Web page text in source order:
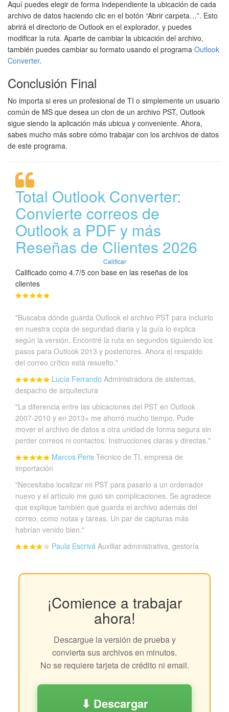
Aquí puedes elegir de forma independiente la ubicación de cada
archivo de datos haciendo clic en el botón “Abrir carpeta…”. Esto
abrirá el directorio de Outlook en el explorador, y puedes
modificar la ruta. Aparte de cambiar la ubicación del archivo,
también puedes cambiar su formato usando el programa Outlook
Converter.
Conclusión Final
No importa si eres un profesional de TI o simplemente un usuario
común de MS que desea un clon de un archivo PST, Outlook
sigue siendo la aplicación más ubicua y conveniente. Ahora,
sabes mucho más sobre cómo trabajar con los archivos de datos
de este programa.
Total Outlook Converter:
Convierte correos de
Outlook a PDF y más
Reseñas de Clientes 2026
Calificar
Calificado como 4.7/5 con base en las reseñas de los
clientes
"Buscaba dónde guarda Outlook el archivo PST para incluirlo
en nuestra copia de seguridad diaria y la guía lo explica
según la versión. Encontré la ruta en segundos siguiendo los
pasos para Outlook 2013 y posteriores. Ahora el respaldo
del correo crítico está resuelto."
Lucía Ferrando Administradora de sistemas,
despacho de arquitectura
"La diferencia entre las ubicaciones del PST en Outlook
2007-2010 y en 2013+ me ahorró mucho tiempo. Pude
mover el archivo de datos a otra unidad de forma segura sin
perder correos ni contactos. Instrucciones claras y directas."
Marcos Peris Técnico de TI, empresa de
importación
"Necesitaba localizar mi PST para pasarlo a un ordenador
nuevo y el artículo me guió sin complicaciones. Se agradece
que explique también qué guarda el archivo además del
correo, como notas y tareas. Un par de capturas más
habrían venido bien."
Paula Escrivá Auxiliar administrativa, gestoría
¡Comience a trabajar
ahora!
Descargue la versión de prueba y
convierta sus archivos en minutos.
No se requiere tarjeta de crédito ni email.
⬇ Descargar